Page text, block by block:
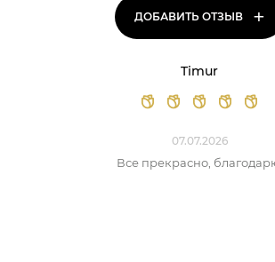
ДОБАВИТЬ ОТЗЫВ +
Timur
07.07.2026
Все прекрасно,